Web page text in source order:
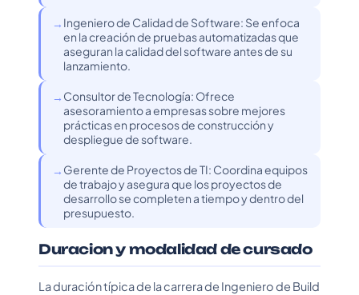
Ingeniero de Calidad de Software: Se enfoca
en la creación de pruebas automatizadas que
aseguran la calidad del software antes de su
lanzamiento.
Consultor de Tecnología: Ofrece
asesoramiento a empresas sobre mejores
prácticas en procesos de construcción y
despliegue de software.
Gerente de Proyectos de TI: Coordina equipos
de trabajo y asegura que los proyectos de
desarrollo se completen a tiempo y dentro del
presupuesto.
Duracion y modalidad de cursado
La duración típica de la carrera de Ingeniero de Build